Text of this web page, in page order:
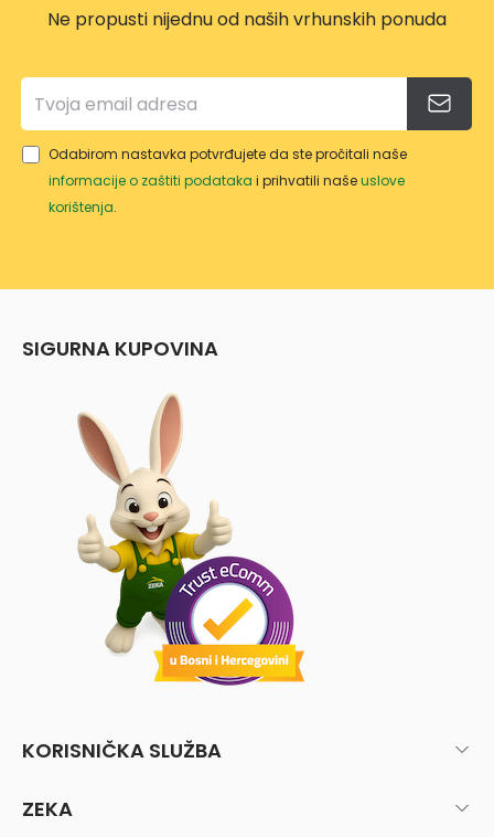
Ne propusti nijednu od naših vrhunskih ponuda
Odabirom nastavka potvrđujete da ste pročitali naše
informacije o zaštiti podataka i prihvatili našeuslove
korištenja.
SIGURNA KUPOVINA
KORISNIČKA SLUŽBA
ZEKA